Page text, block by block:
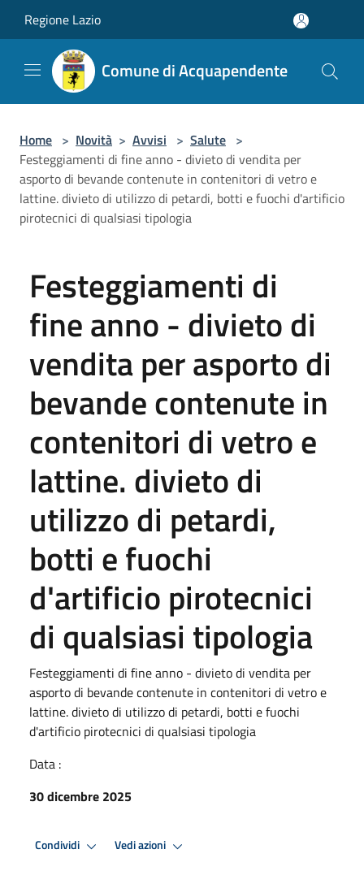
Regione Lazio
Comune di Acquapendente
Home > Novità > Avvisi > Salute >
Festeggiamenti di fine anno - divieto di vendita per
asporto di bevande contenute in contenitori di vetro e
lattine. divieto di utilizzo di petardi, botti e fuochi d'artificio
pirotecnici di qualsiasi tipologia
Festeggiamenti di
fine anno - divieto di
vendita per asporto di
bevande contenute in
contenitori di vetro e
lattine. divieto di
utilizzo di petardi,
botti e fuochi
d'artificio pirotecnici
di qualsiasi tipologia
Festeggiamenti di fine anno - divieto di vendita per
asporto di bevande contenute in contenitori di vetro e
lattine. divieto di utilizzo di petardi, botti e fuochi
d'artificio pirotecnici di qualsiasi tipologia
Data :
30 dicembre 2025
Condividi Vedi azioni